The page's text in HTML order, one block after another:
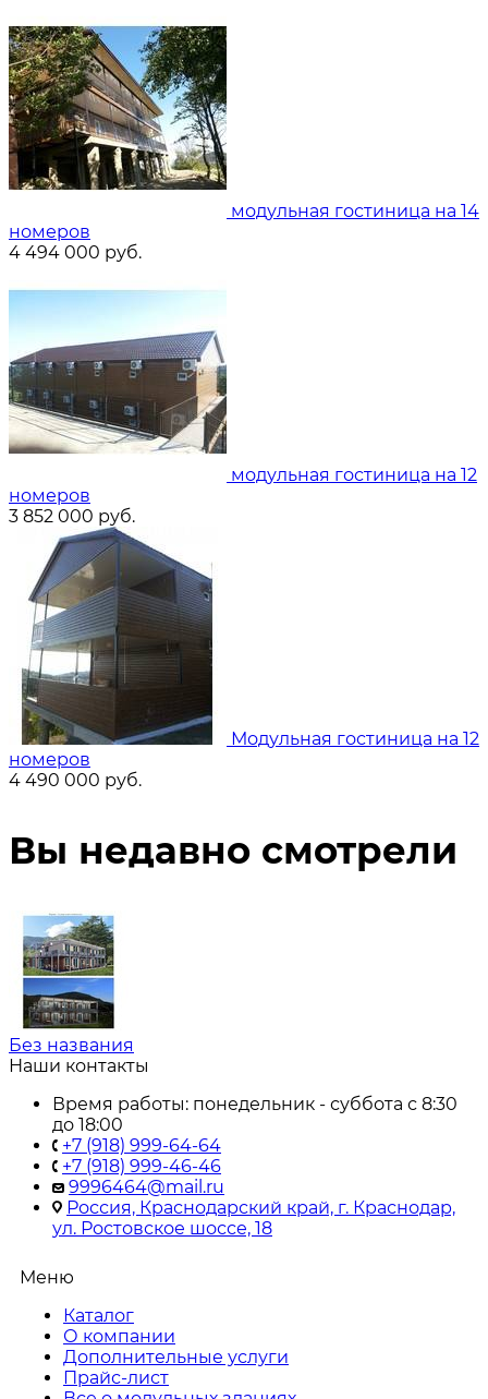
модульная гостиница на 14
номеров
4 494 000 руб.
модульная гостиница на 12
номеров
3 852 000 руб.
Модульная гостиница на 12
номеров
4 490 000 руб.
Вы недавно смотрели
Без названия
Наши контакты
Время работы: понедельник - суббота с 8:30
до 18:00
+7 (918) 999-64-64
+7 (918) 999-46-46
9996464@mail.ru
Россия, Краснодарский край, г. Краснодар,
ул. Ростовское шоссе, 18
Меню
Каталог
О компании
Дополнительные услуги
Прайс-лист